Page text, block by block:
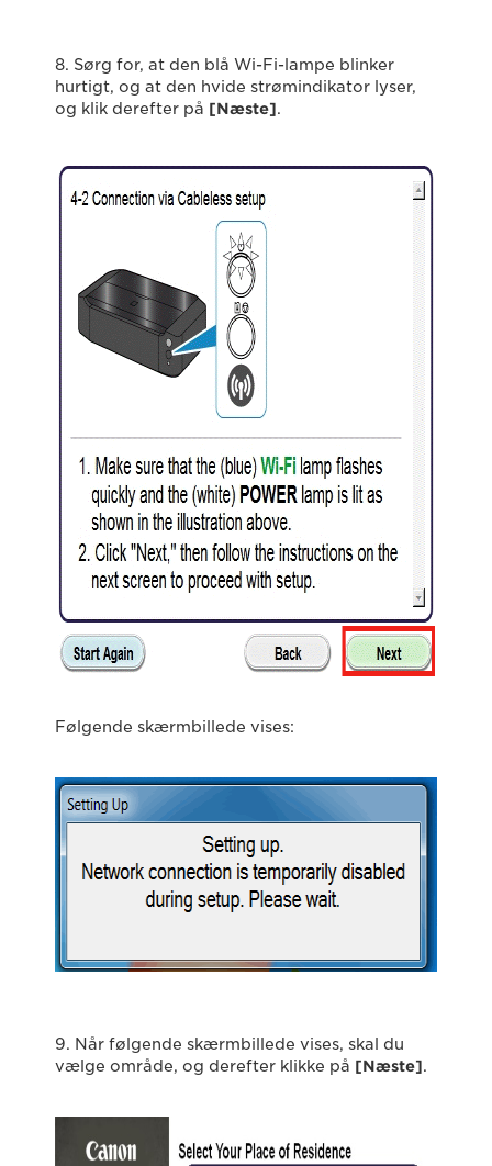
8. Sørg for, at den blå Wi-Fi-lampe blinker
hurtigt, og at den hvide strømindikator lyser,
og klik derefter på [Næste].
Følgende skærmbillede vises:
9. Når følgende skærmbillede vises, skal du
vælge område, og derefter klikke på [Næste].